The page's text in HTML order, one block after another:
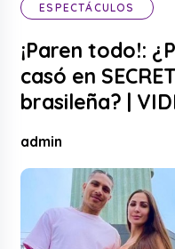
ESPECTÁCULOS
¡Paren todo!:
casó en
brasileña? |
admin